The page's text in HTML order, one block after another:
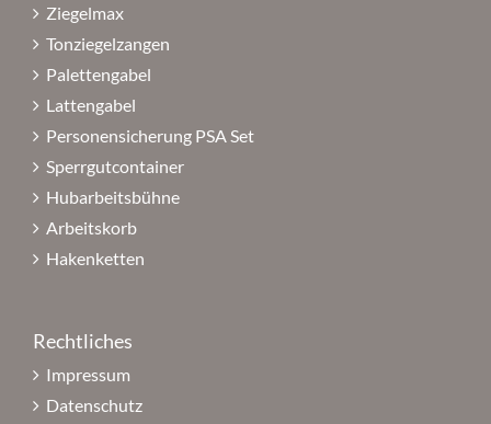
Ziegelmax
Tonziegelzangen
Palettengabel
Lattengabel
Personensicherung PSA Set
Sperrgutcontainer
Hubarbeitsbühne
Arbeitskorb
Hakenketten
Rechtliches
Impressum
Datenschutz